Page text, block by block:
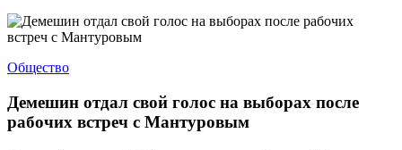
Общество
Демешин отдал свой голос на выборах после
рабочих встреч с Мантуровым